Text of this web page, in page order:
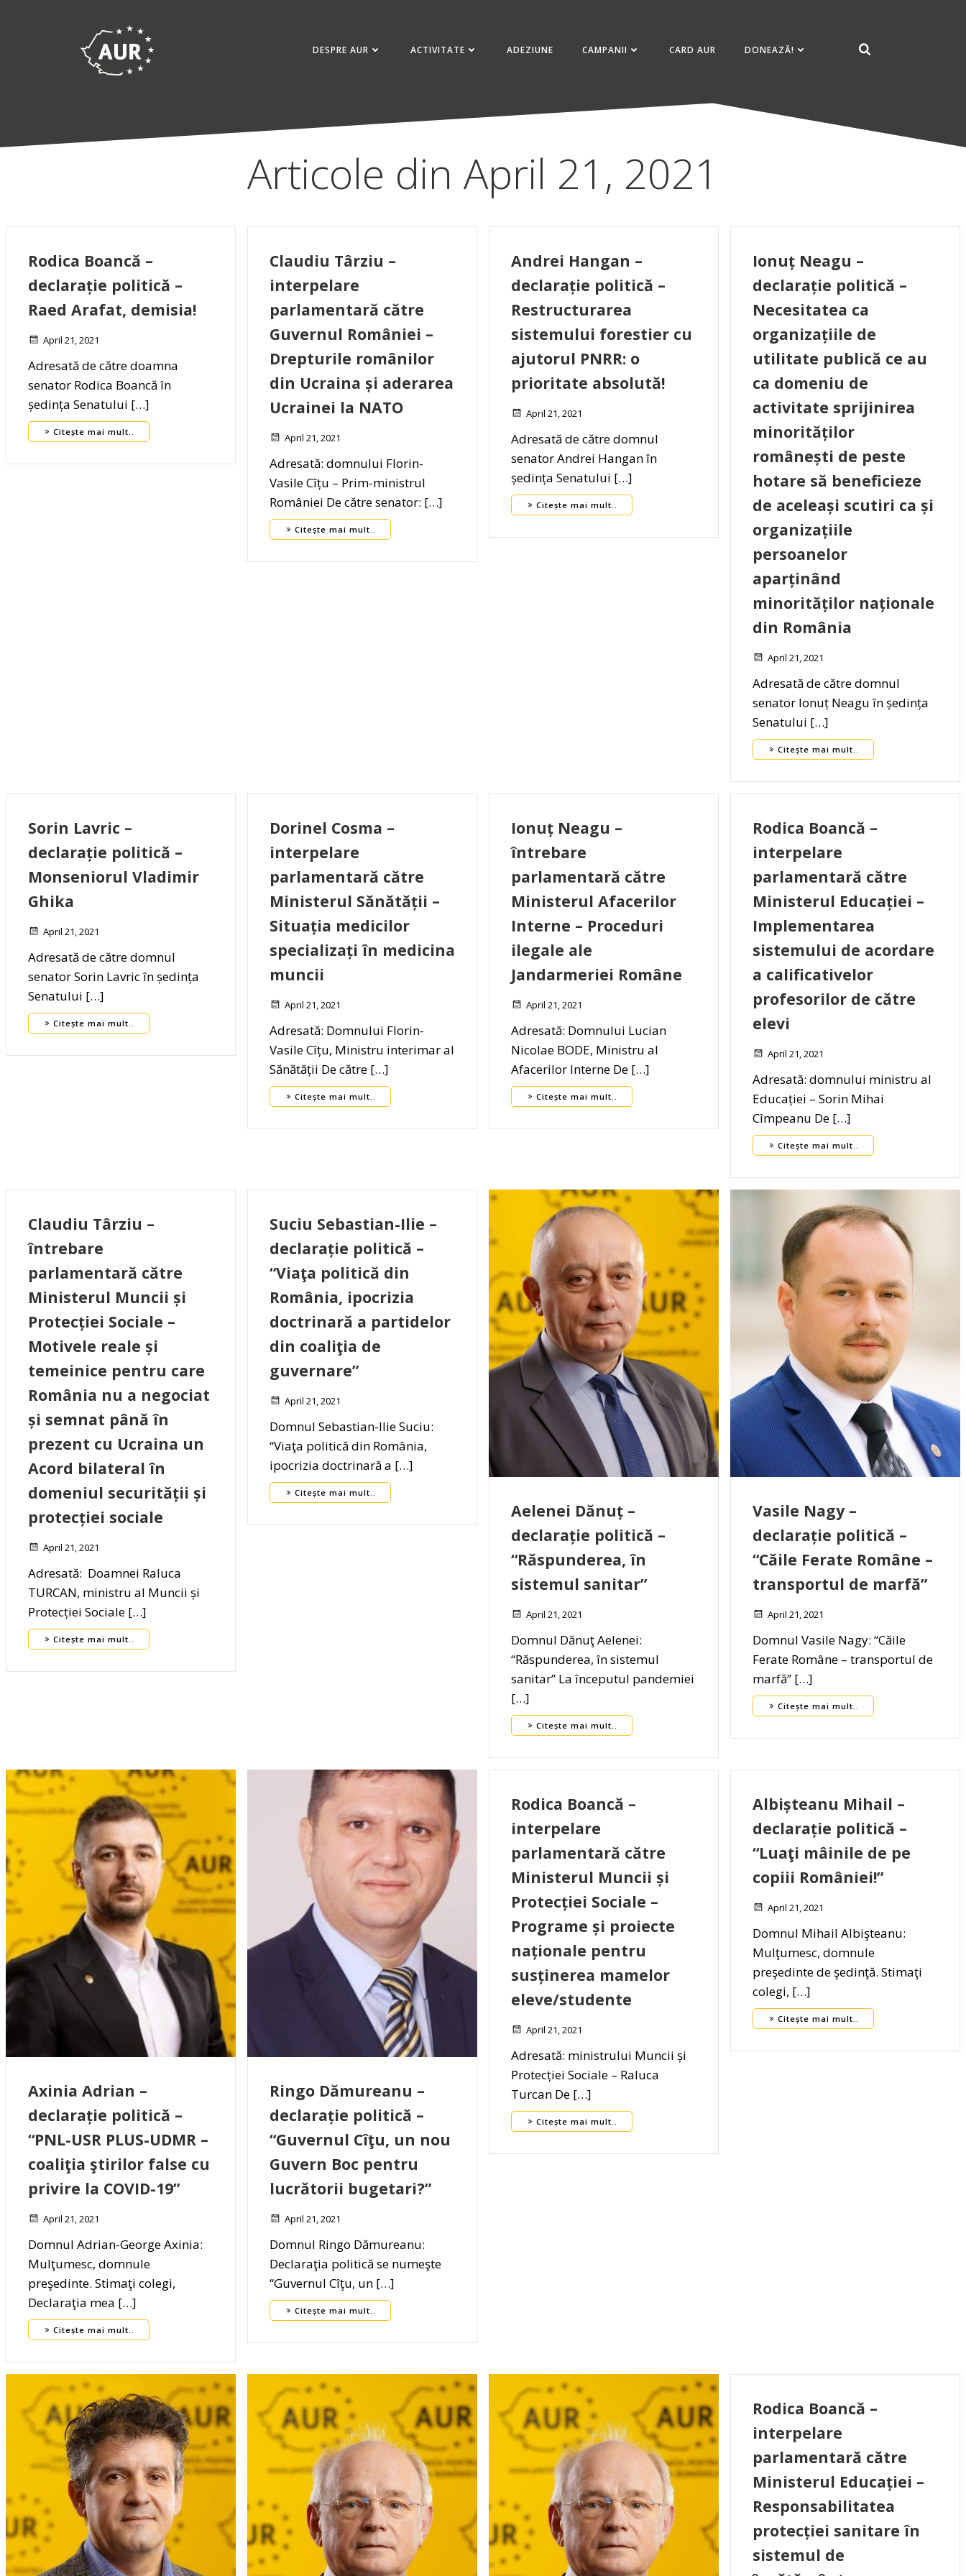
DESPRE AUR ACTIVITATE ADEZIUNE CAMPANII CARD AUR DONEAZĂ!
Articole din April 21, 2021
Rodica Boancă –
declarație politică –
Raed Arafat, demisia!
April 21, 2021
Adresată de către doamna
senator Rodica Boancă în
ședința Senatului […]
Citește mai mult..
Claudiu Târziu –
interpelare
parlamentară către
Guvernul României –
Drepturile românilor
din Ucraina și aderarea
Ucrainei la NATO
April 21, 2021
Adresată: domnului Florin-
Vasile Cîțu – Prim-ministrul
României De către senator: […]
Citește mai mult..
Andrei Hangan –
declarație politică –
Restructurarea
sistemului forestier cu
ajutorul PNRR: o
prioritate absolută!
April 21, 2021
Adresată de către domnul
senator Andrei Hangan în
ședința Senatului […]
Citește mai mult..
Ionuț Neagu –
declarație politică –
Necesitatea ca
organizațiile de
utilitate publică ce au
ca domeniu de
activitate sprijinirea
minorităților
românești de peste
hotare să beneficieze
de aceleași scutiri ca și
organizațiile
persoanelor
aparținând
minorităților naționale
din România
April 21, 2021
Adresată de către domnul
senator Ionuț Neagu în ședința
Senatului […]
Citește mai mult..
Sorin Lavric –
declarație politică –
Monseniorul Vladimir
Ghika
April 21, 2021
Adresată de către domnul
senator Sorin Lavric în ședința
Senatului […]
Citește mai mult..
Dorinel Cosma –
interpelare
parlamentară către
Ministerul Sănătății –
Situația medicilor
specializați în medicina
muncii
April 21, 2021
Adresată: Domnului Florin-
Vasile Cîțu, Ministru interimar al
Sănătății De către […]
Citește mai mult..
Ionuț Neagu –
întrebare
parlamentară către
Ministerul Afacerilor
Interne – Proceduri
ilegale ale
Jandarmeriei Române
April 21, 2021
Adresată: Domnului Lucian
Nicolae BODE, Ministru al
Afacerilor Interne De […]
Citește mai mult..
Rodica Boancă –
interpelare
parlamentară către
Ministerul Educației –
Implementarea
sistemului de acordare
a calificativelor
profesorilor de către
elevi
April 21, 2021
Adresată: domnului ministru al
Educației – Sorin Mihai
Cîmpeanu De […]
Citește mai mult..
Claudiu Târziu –
întrebare
parlamentară către
Ministerul Muncii și
Protecției Sociale –
Motivele reale și
temeinice pentru care
România nu a negociat
și semnat până în
prezent cu Ucraina un
Acord bilateral în
domeniul securității și
protecției sociale
April 21, 2021
Adresată: Doamnei Raluca
TURCAN, ministru al Muncii și
Protecției Sociale […]
Citește mai mult..
Suciu Sebastian-Ilie –
declarație politică –
“Viaţa politică din
România, ipocrizia
doctrinară a partidelor
din coaliţia de
guvernare”
April 21, 2021
Domnul Sebastian-Ilie Suciu:
“Viaţa politică din România,
ipocrizia doctrinară a […]
Citește mai mult..
Aelenei Dănuț –
declarație politică –
“Răspunderea, în
sistemul sanitar”
April 21, 2021
Domnul Dănuţ Aelenei:
“Răspunderea, în sistemul
sanitar” La începutul pandemiei
[…]
Citește mai mult..
Vasile Nagy –
declarație politică –
“Căile Ferate Române –
transportul de marfă”
April 21, 2021
Domnul Vasile Nagy: “Căile
Ferate Române – transportul de
marfă” […]
Citește mai mult..
Axinia Adrian –
declarație politică –
“PNL-USR PLUS-UDMR –
coaliţia ştirilor false cu
privire la COVID-19”
April 21, 2021
Domnul Adrian-George Axinia:
Mulţumesc, domnule
preşedinte. Stimaţi colegi,
Declaraţia mea […]
Citește mai mult..
Ringo Dămureanu –
declarație politică –
“Guvernul Cîţu, un nou
Guvern Boc pentru
lucrătorii bugetari?”
April 21, 2021
Domnul Ringo Dămureanu:
Declaraţia politică se numeşte
“Guvernul Cîţu, un […]
Citește mai mult..
Rodica Boancă –
interpelare
parlamentară către
Ministerul Muncii și
Protecției Sociale –
Programe și proiecte
naționale pentru
susținerea mamelor
eleve/studente
April 21, 2021
Adresată: ministrului Muncii și
Protecției Sociale – Raluca
Turcan De […]
Citește mai mult..
Albișteanu Mihail –
declarație politică –
“Luaţi mâinile de pe
copiii României!”
April 21, 2021
Domnul Mihail Albişteanu:
Mulţumesc, domnule
preşedinte de şedinţă. Stimaţi
colegi, […]
Citește mai mult..
Rodica Boancă –
interpelare
parlamentară către
Ministerul Educației –
Responsabilitatea
protecției sanitare în
sistemul de